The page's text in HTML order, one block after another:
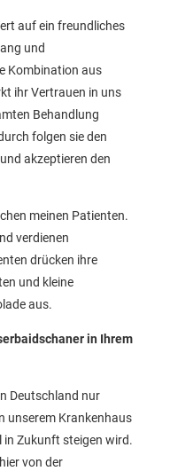
auf ein freundliches
und
Kombination aus
ihr Vertrauen in uns
Behandlung
folgen sie den
akzeptieren den
meinen Patienten.
verdienen
drücken ihre
und kleine
aus.
in Ihrem
Deutschland nur
unserem Krankenhaus
in Zukunft steigen wird.
von der